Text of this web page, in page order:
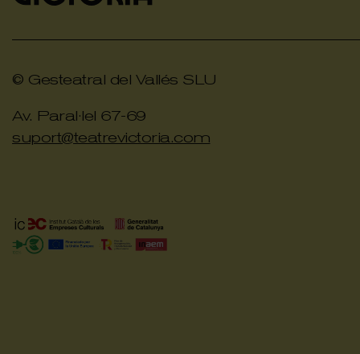
© Gesteatral del Vallés SLU
Av. Paral·lel 67-69
suport@teatrevictoria.com